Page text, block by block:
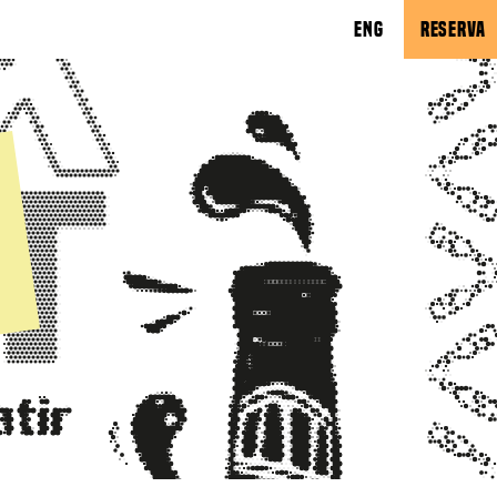
ENG RESERVA